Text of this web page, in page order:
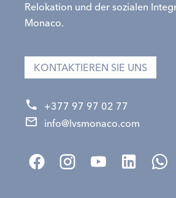
Relokation und der sozialen
Monaco.
KONTAKTIEREN SIE UNS
+377 97 97 02 77
info@lvsmonaco.com